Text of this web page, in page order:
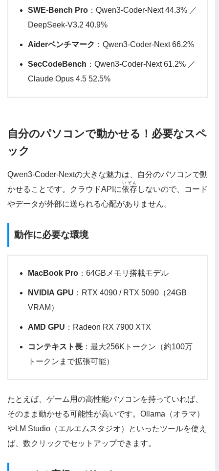
SWE-Bench Pro ：Qwen3-Coder-Next 44.3% ／
DeepSeek-V3.2 40.9%
Aiderベンチマーク ：Qwen3-Coder-Next 66.2%
SecCodeBench ：Qwen3-Coder-Next 61.2% ／
Claude Opus 4.5 52.5%
自分のパソコンで動かせる！必要なスペ
ック
Qwen3-Coder-Nextの大きな魅力は、自分のパソコンで動
かせることです。クラウドAPIに依存
いぞん
しないので、コード
やデータが外部に送られる心配がありません。
動作に必要な環境
MacBook Pro ：64GBメモリ搭載モデル
NVIDIA GPU ：RTX 4090 / RTX 5090（24GB
VRAM）
AMD GPU ：Radeon RX 7900 XTX
コンテキスト長 ：最大256Kトークン（約100万
トークンまで拡張可能）
たとえば、ゲーム用の高性能パソコンを持っていれば、
そのまま動かせる可能性が高いです。Ollama（オラマ）
やLM Studio（エルエムスタジオ）といったツールを使え
ば、数クリックでセットアップできます。